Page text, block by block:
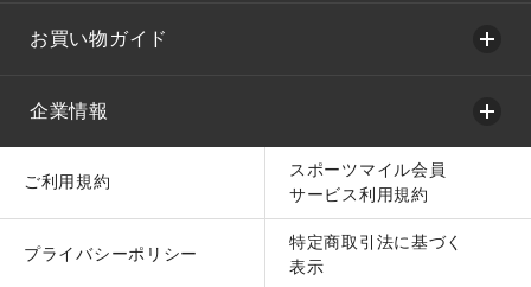
お買い物ガイド
企業情報
ご利用規約
スポーツマイル会員
サービス利用規約
プライバシーポリシー
特定商取引法に基づく
表示